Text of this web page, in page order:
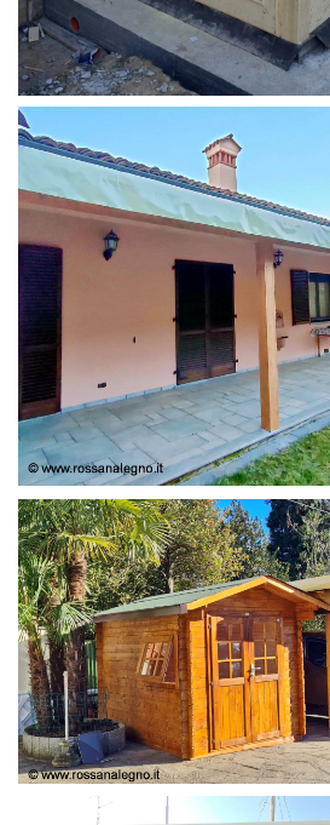
STRUTTURA ADDOSSATA PER
COPERTURA
CASETTA E COPERTURA AUTO